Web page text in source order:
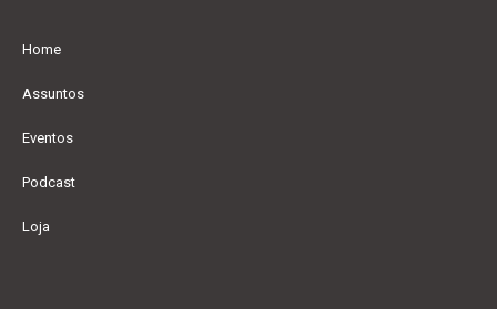
Home
Assuntos
Eventos
Podcast
Loja